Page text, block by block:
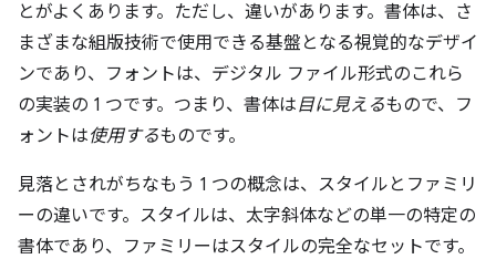
とがよくあります。ただし、違いがあります。書体は、さ
まざまな組版技術で使用できる基盤となる視覚的なデザイ
ンであり、フォントは、デジタル ファイル形式のこれら
の実装の 1 つです。つまり、書体は目に見えるもので、フ
ォントは使用するものです。
見落とされがちなもう 1 つの概念は、スタイルとファミリ
ーの違いです。スタイルは、太字斜体などの単一の特定の
書体であり、ファミリーはスタイルの完全なセットです。